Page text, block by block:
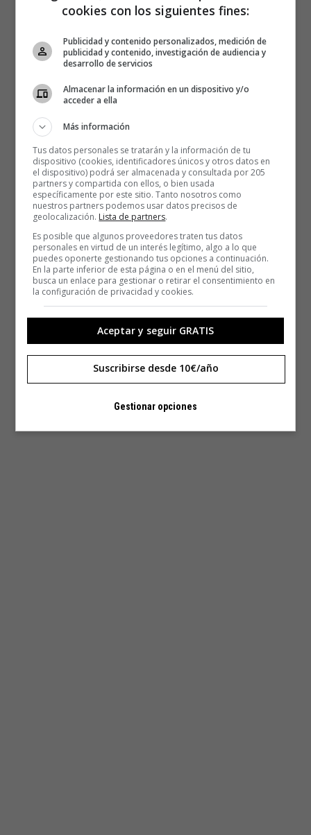
cookies con los siguientes fines:
Publicidad y contenido personalizados, medición de
publicidad y contenido, investigación de audiencia y
desarrollo de servicios
Almacenar la información en un dispositivo y/o
acceder a ella
Más información
Tus datos personales se tratarán y la información de tu
dispositivo (cookies, identificadores únicos y otros datos en
el dispositivo) podrá ser almacenada y consultada por 205
partners y compartida con ellos, o bien usada
específicamente por este sitio. Tanto nosotros como
nuestros partners podemos usar datos precisos de
geolocalización. Lista de partners.
Es posible que algunos proveedores traten tus datos
personales en virtud de un interés legítimo, algo a lo que
puedes oponerte gestionando tus opciones a continuación.
En la parte inferior de esta página o en el menú del sitio,
busca un enlace para gestionar o retirar el consentimiento en
la configuración de privacidad y cookies.
Aceptar y seguir GRATIS
Suscribirse desde 10€/año
Gestionar opciones